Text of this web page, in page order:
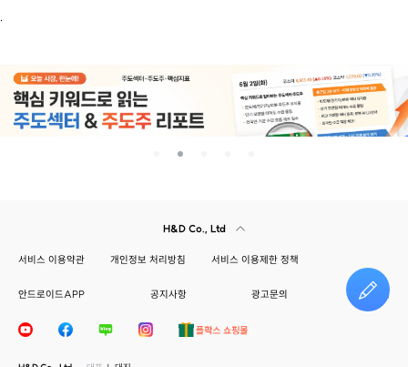
.
H&D Co., Ltd
서비스 이용약관 개인정보 처리방침 서비스 이용제한 정책
안드로이드APP 공지사항 광고문의 건의하기